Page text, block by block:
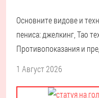
Основните видове и
пениса: джелкинг, Тао
Противопоказания и
1 Август 2026